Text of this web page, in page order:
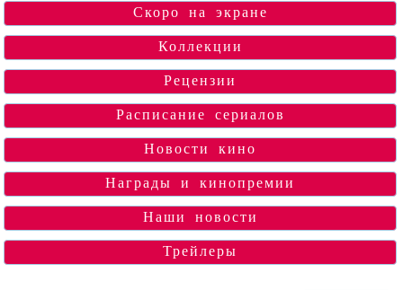
Скоро на экране
Коллекции
Рецензии
Расписание сериалов
Новости кино
Награды и кинопремии
Наши новости
Трейлеры